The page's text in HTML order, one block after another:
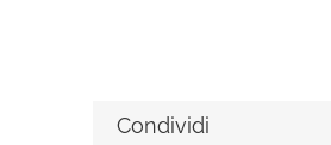
Condividi